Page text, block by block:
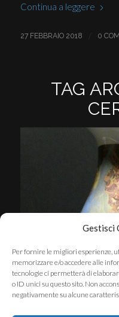
Gestisci
Per fornire le migliori esperienze,
memorizzare e/o accedere alle
tecnologie ci permetterà di
o ID unici su questo sito. Non
negativamente su alcune
Continua a leggere
27 FEBBRAIO 2018 0
TAG